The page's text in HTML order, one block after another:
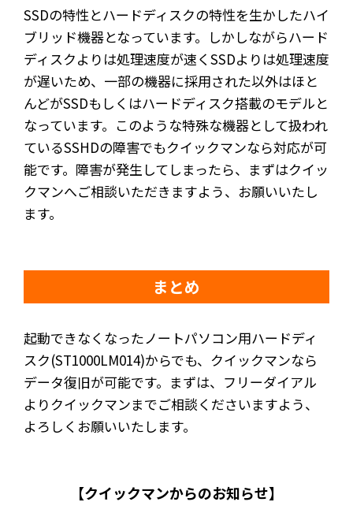
SSDの特性とハードディスクの特性を生かしたハイ
ブリッド機器となっています。しかしながらハード
ディスクよりは処理速度が速くSSDよりは処理速度
が遅いため、一部の機器に採用された以外はほと
んどがSSDもしくはハードディスク搭載のモデルと
なっています。このような特殊な機器として扱われ
ているSSHDの障害でもクイックマンなら対応が可
能です。障害が発生してしまったら、まずはクイッ
クマンへご相談いただきますよう、お願いいたし
ます。
まとめ
起動できなくなったノートパソコン用ハードディ
スク(ST1000LM014)からでも、クイックマンなら
データ復旧が可能です。まずは、フリーダイアル
よりクイックマンまでご相談くださいますよう、
よろしくお願いいたします。
【クイックマンからのお知らせ】